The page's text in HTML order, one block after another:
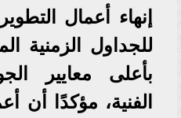
إنهاء أعمال
للجداول الزمنية
بأعلى معايير
الفنية، مؤكدًا أن